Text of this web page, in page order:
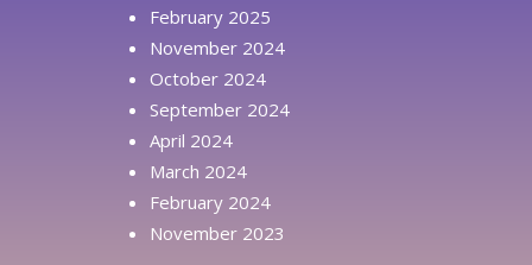
February 2025
November 2024
October 2024
September 2024
April 2024
March 2024
February 2024
November 2023